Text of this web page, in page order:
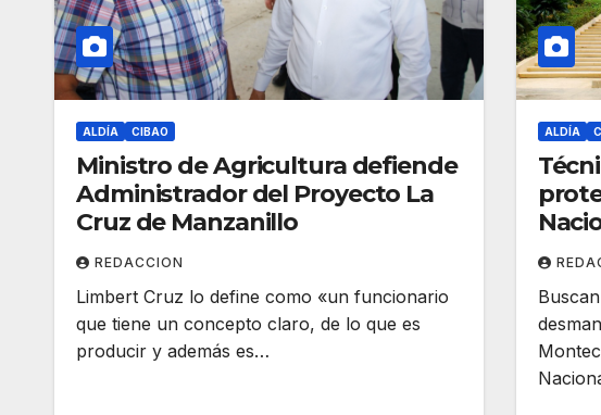
ALDÍA CIBAO
Ministro de Agricultura defiende
Administrador del Proyecto La
Cruz de Manzanillo
REDACCION
Limbert Cruz lo define como «un funcionario
que tiene un concepto claro, de lo que es
producir y además es…
ALDÍA